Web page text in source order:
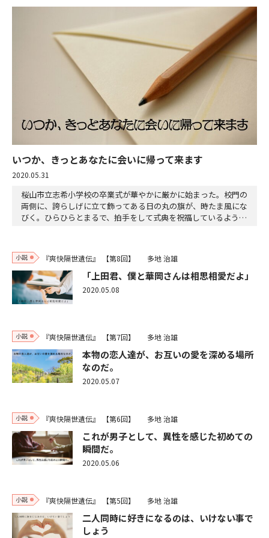
いつか、きっとあなたに会いに帰って来ます
2020.05.31
桜山市立志希小学校の卒業式が華やかに厳かに始まった。校門の
両側に、誇らしげに立て飾ってある日の丸の旗が、時たま風にな
びく。ひらひらとまるで、拍手をして式典を祝福しているよう
方々の退屈な挨拶も、最後の一人が終わった。お別れの『蛍の
光』を皆で歌い終わり解散になった。僕は母親に、友達と話が…
小説 『爽快隔世遺伝』 【第8回】 多地 治雄
「上田君、僕と華岡さんは相思相愛だよ」
2020.05.08
小説 『爽快隔世遺伝』 【第7回】 多地 治雄
本物の恋人達が、お互いの愛を深める場所
なのだ。
2020.05.07
小説 『爽快隔世遺伝』 【第6回】 多地 治雄
これが男子として、異性を感じた初めての
瞬間だ。
2020.05.06
小説 『爽快隔世遺伝』 【第5回】 多地 治雄
二人同時に好きになるのは、いけない事で
しょう